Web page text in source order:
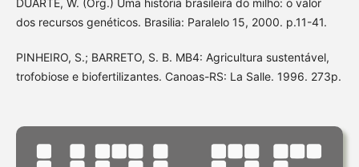
DUARTE, W. (Org.) Uma história brasileira do milho: o valor
dos recursos genéticos. Brasilia: Paralelo 15, 2000. p.11-41.
PINHEIRO, S.; BARRETO, S. B. MB4: Agricultura sustentável,
trofobiose e biofertilizantes. Canoas-RS: La Salle. 1996. 273p.